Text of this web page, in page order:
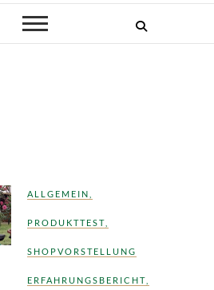
ALLGEMEIN
PRODUKTTEST
SHOPVORSTELLUNG
ERFAHRUNGSBERICHT